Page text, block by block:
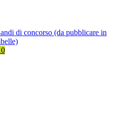
di concorso (da pubblicare in